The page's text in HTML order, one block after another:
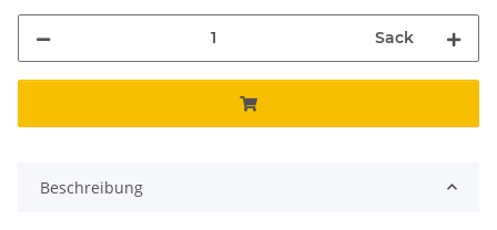
Sack
Beschreibung